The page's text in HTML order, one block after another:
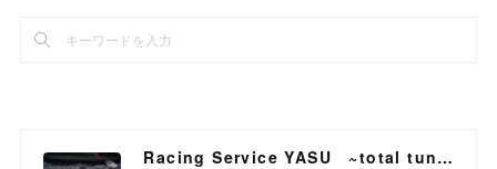
Racing Service YASU ~total tuning proshop~